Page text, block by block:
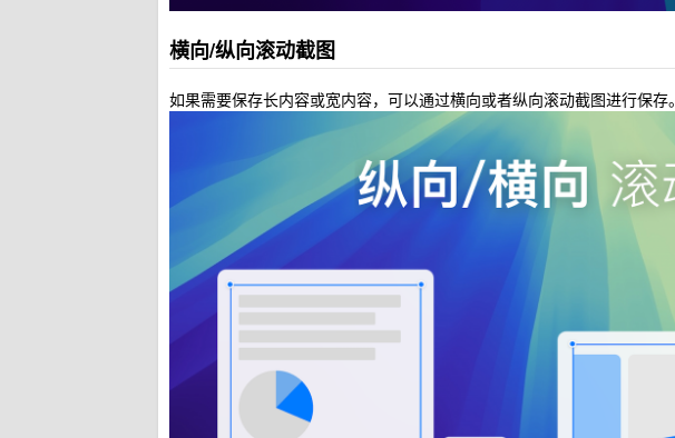
横向/纵向滚动截图
如果需要保存长内容或宽内容，可以通过横向或者纵向滚动截图进行保存。